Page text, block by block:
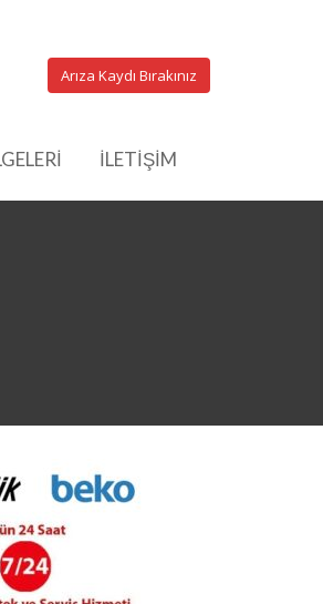
Arıza Kaydı Bırakınız
İLETİŞİM